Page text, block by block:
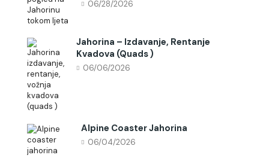
06/28/2026
Jahorina – Izdavanje, Rentanje
Kvadova (quads )
06/06/2026
Alpine Coaster Jahorina
06/04/2026